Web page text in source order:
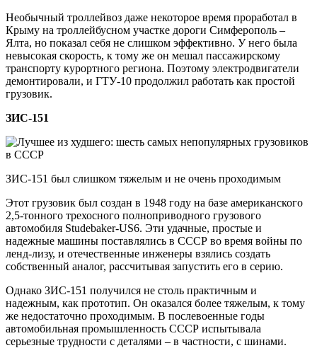
Необычный троллейвоз даже некоторое время проработал в
Крыму на троллейбусном участке дороги Симферополь –
Ялта, но показал себя не слишком эффективно. У него была
невысокая скорость, к тому же он мешал пассажирскому
транспорту курортного региона. Поэтому электродвигатели
демонтировали, и ГТУ-10 продолжил работать как простой
грузовик.
ЗИС-151
ЗИС-151 был слишком тяжелым и не очень проходимым
Этот грузовик был создан в 1948 году на базе американского
2,5-тонного трехосного полноприводного грузового
автомобиля Studebaker-US6. Эти удачные, простые и
надежные машины поставлялись в СССР во время войны по
ленд-лизу, и отечественные инженеры взялись создать
собственный аналог, рассчитывая запустить его в серию.
Однако ЗИС-151 получился не столь практичным и
надежным, как прототип. Он оказался более тяжелым, к тому
же недостаточно проходимым. В послевоенные годы
автомобильная промышленность СССР испытывала
серьезные трудности с деталями – в частности, с шинами.